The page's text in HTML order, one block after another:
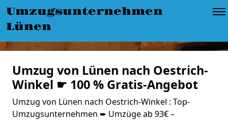
Umzugsunternehmen
Lünen
Umzug von Lünen nach Oestrich-
Winkel ☛ 100 % Gratis-Angebot
Umzug von Lünen nach Oestrich-Winkel : Top-
Umzugsunternehmen ➨ Umzüge ab 93€ –